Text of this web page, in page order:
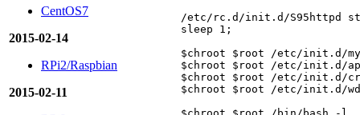
CentOS7
2015-02-14
RPi2/Raspbian
2015-02-11
/etc/rc.d/init.d/S95httpd
sleep 1;
$chroot $root /etc/init.d/
$chroot $root /etc/init.d/
$chroot $root /etc/init.d/
$chroot $root /etc/init.d/